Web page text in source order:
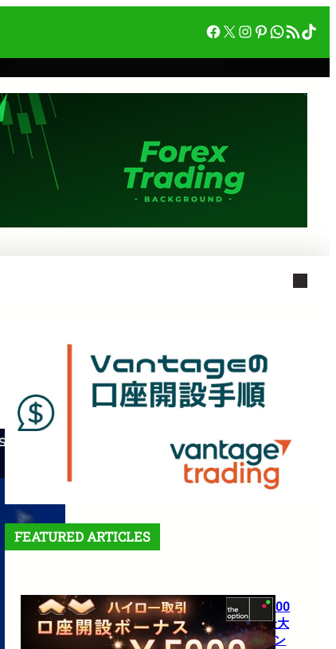
Facebook
X Instagram
Pinterest
RSS フィード
FEATURED ARTICLES
【theoption】口座開設で5,000
円！さらに仮想通貨入金で最大
10%還元の超豪華キャンペーン